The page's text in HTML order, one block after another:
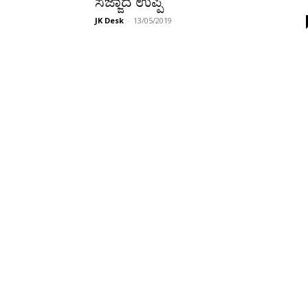
JK Desk - 13/05/2019